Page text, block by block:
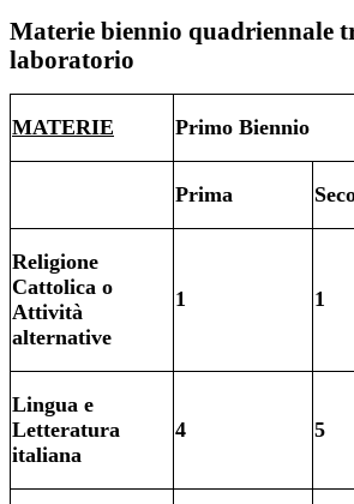
Materie biennio quadriennale
laboratorio
MATERIE Primo Biennio
Prima
Religione
Cattolica o
Attività
alternative
1 1
Lingua e
Letteratura
italiana
4 5